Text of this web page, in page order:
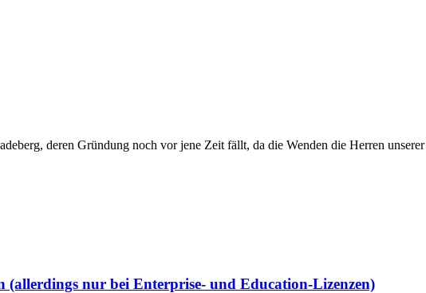
deren Gründung noch vor jene Zeit fällt, da die Wenden die Herren unserer
nur bei Enterprise- und Education-Lizenzen)